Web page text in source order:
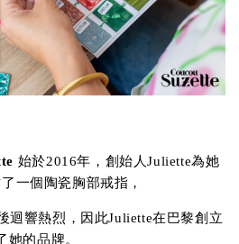
始於2016年，創始人Juliette為她
一個陶瓷胸部戒指，
迴響熱烈，因此Juliette在巴黎創立
她的品牌。